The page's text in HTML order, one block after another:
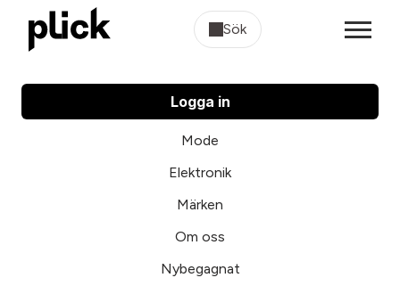
Sök
Logga in
Mode
Elektronik
Märken
Om oss
Nybegagnat